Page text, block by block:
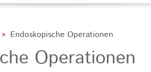
Endoskopische Operationen
Operationen